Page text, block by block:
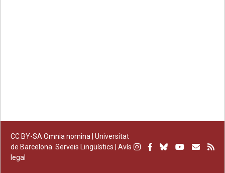
CC BY-SA Omnia nomina | Universitat
de Barcelona. Serveis Lingüístics
Avís
legal
Instagram
Facebook
BlueskyYoutube